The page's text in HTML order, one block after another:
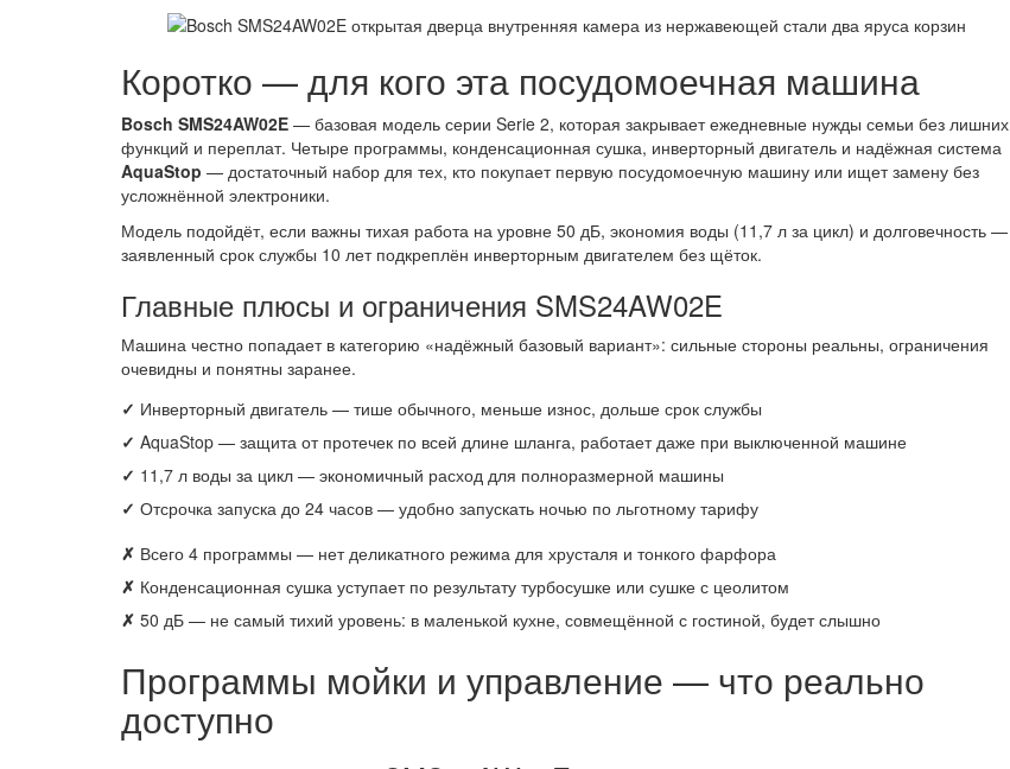
Коротко — для кого эта посудомоечная машина
Bosch SMS24AW02E — базовая модель серии Serie 2, которая закрывает ежедневные нужды семьи без лишних
функций и переплат. Четыре программы, конденсационная сушка, инверторный двигатель и надёжная система
AquaStop — достаточный набор для тех, кто покупает первую посудомоечную машину или ищет замену без
усложнённой электроники.
Модель подойдёт, если важны тихая работа на уровне 50 дБ, экономия воды (11,7 л за цикл) и долговечность —
заявленный срок службы 10 лет подкреплён инверторным двигателем без щёток.
Главные плюсы и ограничения SMS24AW02E
Машина честно попадает в категорию «надёжный базовый вариант»: сильные стороны реальны, ограничения
очевидны и понятны заранее.
✓ Инверторный двигатель — тише обычного, меньше износ, дольше срок службы
✓ AquaStop — защита от протечек по всей длине шланга, работает даже при выключенной машине
✓ 11,7 л воды за цикл — экономичный расход для полноразмерной машины
✓ Отсрочка запуска до 24 часов — удобно запускать ночью по льготному тарифу
✗ Всего 4 программы — нет деликатного режима для хрусталя и тонкого фарфора
✗ Конденсационная сушка уступает по результату турбосушке или сушке с цеолитом
✗ 50 дБ — не самый тихий уровень: в маленькой кухне, совмещённой с гостиной, будет слышно
Программы мойки и управление — что реально
доступно